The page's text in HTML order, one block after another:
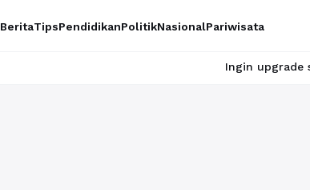
BeritaTipsPendidikanPolitikNasionalPariwisata
Ingin upgrade skill tanpa